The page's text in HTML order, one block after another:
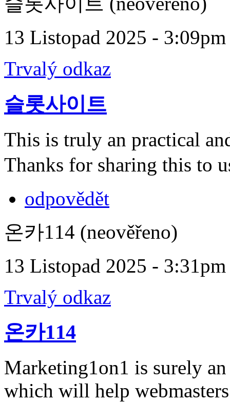
13 Listopad 2025 - 3:09pm
Trvalý odkaz
슬롯사이트
This is truly an practical
Thanks for sharing this to
odpovědět
온카114 (neověřeno)
13 Listopad 2025 - 3:31pm
Trvalý odkaz
온카114
Marketing1on1 is surely
which will help